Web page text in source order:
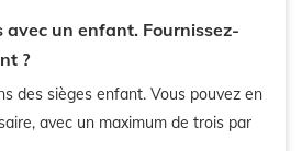
avec un enfant. Fournissez-
?
des sièges enfant. Vous pouvez en
avec un maximum de trois par